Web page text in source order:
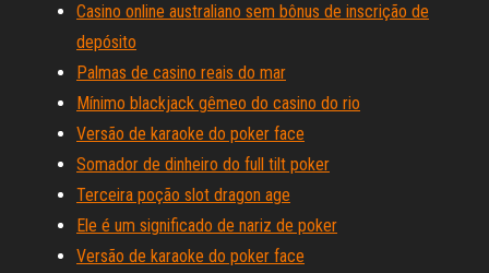
Casino online australiano sem bônus de inscrição de
depósito
Palmas de casino reais do mar
Mínimo blackjack gêmeo do casino do rio
Versão de karaoke do poker face
Somador de dinheiro do full tilt poker
Terceira poção slot dragon age
Ele é um significado de nariz de poker
Versão de karaoke do poker face